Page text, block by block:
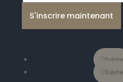
S'inscrire maintenant
Suivre
Suivre